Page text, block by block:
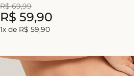
R$ 69,99
R$ 59,90
1x de R$ 59,90